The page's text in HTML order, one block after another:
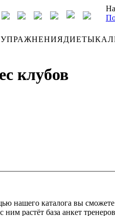
УПРАЖНЕНИЯДИЕТЫ
клубов
нашего каталога вы
ним растёт база анкет